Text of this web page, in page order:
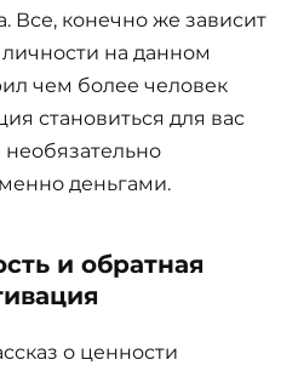
Все, конечно же зависит
на данном
чем более человек
становиться для вас
необязательно
деньгами.
и обратная
о ценности